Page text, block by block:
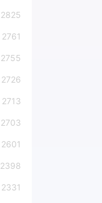
2825
2761
2755
2726
2713
2703
2601
2398
2331